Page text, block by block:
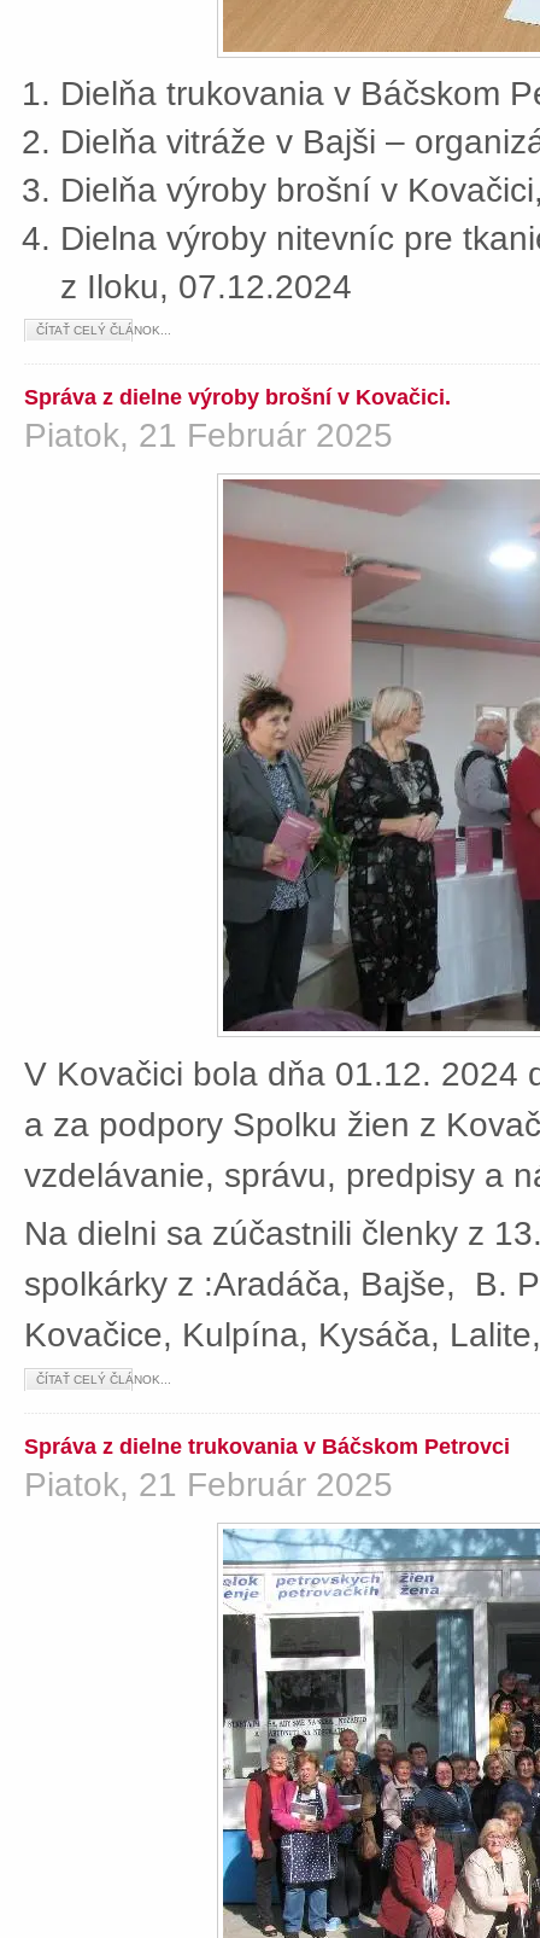
Dielňa trukovania v Báčskom
Dielňa vitráže v Bajši –
Dielňa výroby brošní v
Dielna výroby nitevníc pre
z Iloku, 07.12.2024
ČÍTAŤ CELÝ ČLÁNOK...
Správa z dielne výroby brošní v Kovačici.
Piatok, 21 Február 2025
V Kovačici bola dňa 01.12. 2024
a za podpory Spolku žien z
vzdelávanie, správu, predpisy a
Na dielni sa zúčastnili členky z
spolkárky z :Aradáča, Bajše, B.
Kovačice, Kulpína, Kysáča,
ČÍTAŤ CELÝ ČLÁNOK...
Správa z dielne trukovania v Báčskom Petrovci
Piatok, 21 Február 2025